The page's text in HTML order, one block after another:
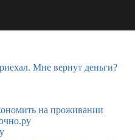
Мне вернут деньги?
на проживании